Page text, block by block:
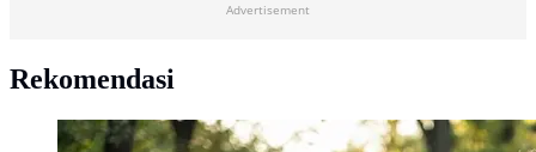
Advertisement
Rekomendasi